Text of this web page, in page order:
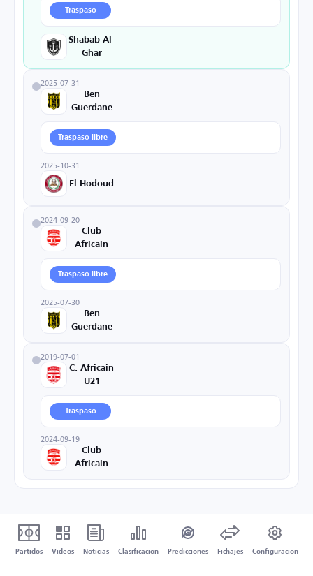
Traspaso
Shabab Al-
Ghar
2025-07-31
Ben
Guerdane
Traspaso libre
2025-10-31
El Hodoud
2024-09-20
Club
Africain
Traspaso libre
2025-07-30
Ben
Guerdane
2019-07-01
C. Africain
U21
Traspaso
2024-09-19
Club
Africain
Partidos Vídeos Noticias Clasificación Predicciones Fichajes Configuración